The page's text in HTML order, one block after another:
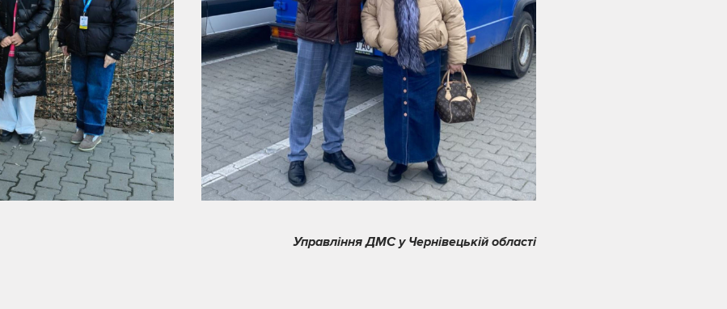
Управління ДМС у Чернівецькій області